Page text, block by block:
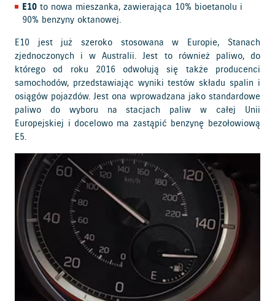
E10 to nowa mieszanka, zawierająca 10% bioetanolu i
90% benzyny oktanowej.
E10 jest już szeroko stosowana w Europie, Stanach
zjednoczonych i w Australii. Jest to również paliwo, do
którego od roku 2016 odwołują się także producenci
samochodów, przedstawiając wyniki testów składu spalin i
osiągów pojazdów. Jest ona wprowadzana jako standardowe
paliwo do wyboru na stacjach paliw w całej Unii
Europejskiej i docelowo ma zastąpić benzynę bezołowiową
E5.